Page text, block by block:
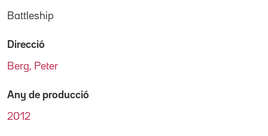
Battleship
Direcció
Berg, Peter
Any de producció
2012